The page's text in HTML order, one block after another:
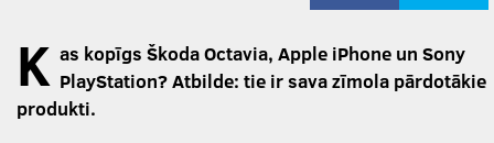
K as kopīgs Škoda Octavia, Apple iPhone un Sony
PlayStation? Atbilde: tie ir sava zīmola pārdotākie
produkti.